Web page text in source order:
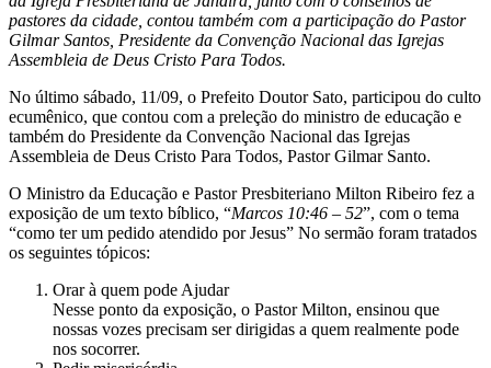
pastores da cidade, contou também com a participação do Pastor
Gilmar Santos, Presidente da Convenção Nacional das Igrejas
Assembleia de Deus Cristo Para Todos.
No último sábado, 11/09, o Prefeito Doutor Sato, participou do culto
ecumênico, que contou com a preleção do ministro de educação e
também do Presidente da Convenção Nacional das Igrejas
Assembleia de Deus Cristo Para Todos, Pastor Gilmar Santo.
O Ministro da Educação e Pastor Presbiteriano Milton Ribeiro fez a
exposição de um texto bíblico, “Marcos 10:46 – 52”, com o tema
“como ter um pedido atendido por Jesus” No sermão foram tratados
os seguintes tópicos:
Orar à quem pode Ajudar
Nesse ponto da exposição, o Pastor Milton, ensinou que
nossas vozes precisam ser dirigidas a quem realmente pode
nos socorrer.